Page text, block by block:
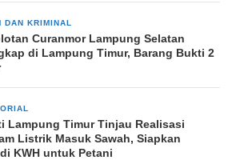
DAN KRIMINAL
Curanmor Lampung Selatan
di Lampung Timur, Barang Bukti 2
Lampung Timur Tinjau Realisasi
Listrik Masuk Sawah, Siapkan
KWH untuk Petani